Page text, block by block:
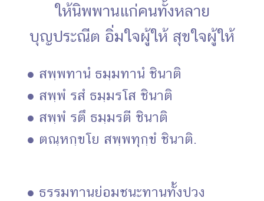
ให้นิพพานแก่คนทั้งหลาย
บุญประณีต อิ่มใจผู้ให้ สุขใจผู้ให้
● สพฺพทานํ ธมฺมทานํ ชินาติ
● สพฺพํ รสํ ธมฺมรโส ชินาติ
● สพฺพํ รตึ ธมฺมรตี ชินาติ
● ตณฺหกฺขโย สพฺพทุกฺขํ ชินาติ.
● ธรรมทานย่อมชนะทานทั้งปวง